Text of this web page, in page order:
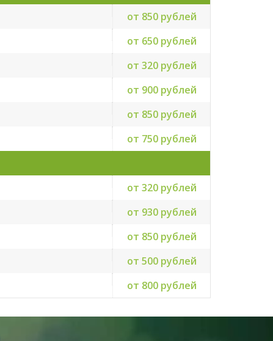
от 850 рублей
от 650 рублей
от 320 рублей
от 900 рублей
от 850 рублей
от 750 рублей
от 320 рублей
от 930 рублей
от 850 рублей
от 500 рублей
от 800 рублей